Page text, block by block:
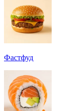
Фастфуд